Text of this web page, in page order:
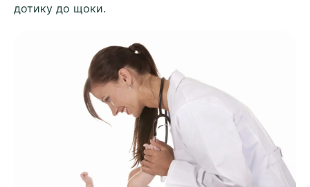
дотику до щоки.